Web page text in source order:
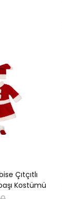
Çıtçıtlı
Kostümü